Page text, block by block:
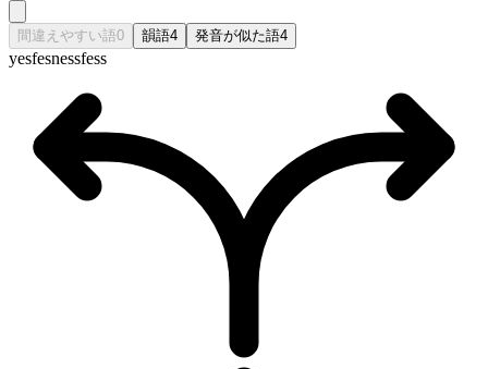
間違えやすい語0 韻語4 発音が似た語4
yesfesnessfess